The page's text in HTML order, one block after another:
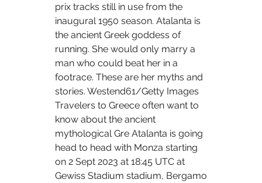
prix tracks still in use from the
inaugural 1950 season. Atalanta is
the ancient Greek goddess of
running. She would only marry a
man who could beat her in a
footrace. These are her myths and
stories. Westend61/Getty Images
Travelers to Greece often want to
know about the ancient
mythological Gre Atalanta is going
head to head with Monza starting
on 2 Sept 2023 at 18:45 UTC at
Gewiss Stadium stadium, Bergamo